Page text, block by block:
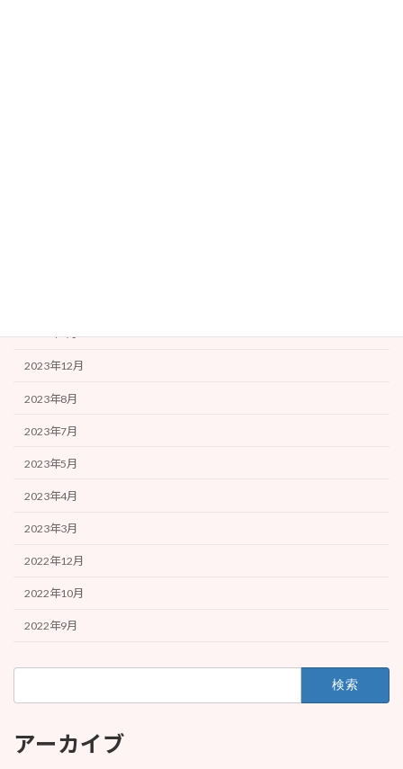
2024年2月
2023年12月
2023年8月
2023年7月
2023年5月
2023年4月
2023年3月
2022年12月
2022年10月
2022年9月
アーカイブ